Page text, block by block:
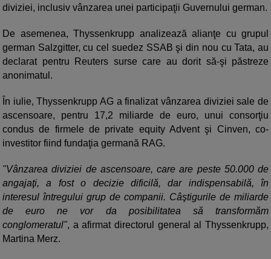
diviziei, inclusiv vânzarea unei participaţii Guvernului german.
De asemenea, Thyssenkrupp analizează alianţe cu grupul
german Salzgitter, cu cel suedez SSAB şi din nou cu Tata, au
declarat pentru Reuters surse care au dorit să-şi păstreze
anonimatul.
În iulie, Thyssenkrupp AG a finalizat vânzarea diviziei sale de
ascensoare, pentru 17,2 miliarde de euro, unui consorţiu
condus de firmele de private equity Advent şi Cinven, co-
investitor fiind fundaţia germană RAG.
"Vânzarea diviziei de ascensoare, care are peste 50.000 de
angajaţi, a fost o decizie dificilă, dar indispensabilă, în
interesul întregului grup de companii. Câştigurile de miliarde
de euro ne vor da posibilitatea să transformăm
conglomeratul", a afirmat directorul general al Thyssenkrupp,
Martina Merz.